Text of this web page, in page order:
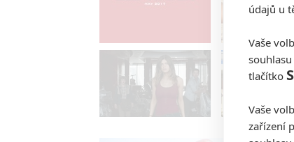
údajů u
Vaše
tlačítko
Vaše
zařízení